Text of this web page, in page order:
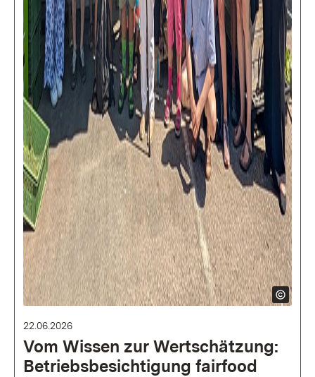
22.06.2026
Vom Wissen zur Wertschätzung:
Betriebsbesichtigung fairfood